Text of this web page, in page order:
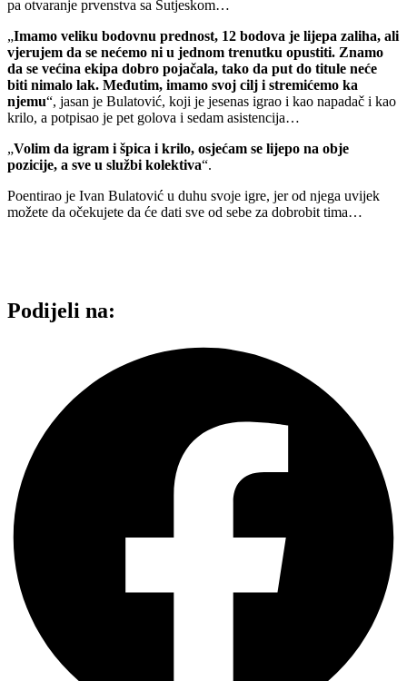
pa otvaranje prvenstva sa Sutjeskom…
„Imamo veliku bodovnu prednost, 12 bodova je lijepa zaliha, ali
vjerujem da se nećemo ni u jednom trenutku opustiti. Znamo
da se većina ekipa dobro pojačala, tako da put do titule neće
biti nimalo lak. Međutim, imamo svoj cilj i stremićemo ka
njemu“, jasan je Bulatović, koji je jesenas igrao i kao napadač i kao
krilo, a potpisao je pet golova i sedam asistencija…
„Volim da igram i špica i krilo, osjećam se lijepo na obje
pozicije, a sve u službi kolektiva“.
Poentirao je Ivan Bulatović u duhu svoje igre, jer od njega uvijek
možete da očekujete da će dati sve od sebe za dobrobit tima…
Podijeli na: